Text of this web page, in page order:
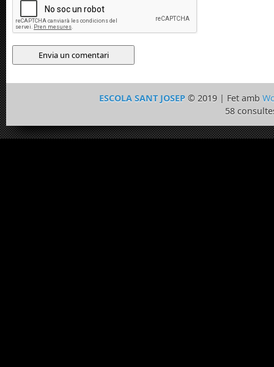
ESCOLA SANT JOSEP© 2019 | Fet amb
58